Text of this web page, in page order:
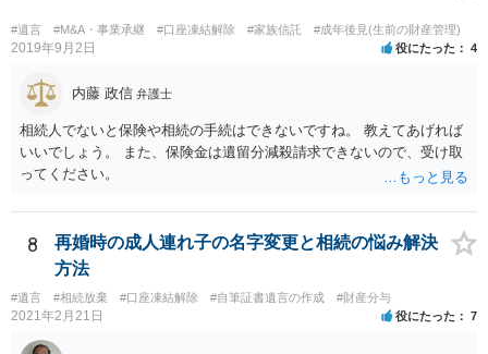
#遺言 #M&A・事業承継 #口座凍結解除 #家族信託 #成年後見(生前の財産管理)
2019年9月2日 役にたった 4
内藤 政信 弁護士
相続人でないと保険や相続の手続はできないですね。 教えてあげれば
いいでしょう。 また、保険金は遺留分減殺請求できないので、受け取
ってください。
8
再婚時の成人連れ子の名字変更と相続の悩み解決
方法
#遺言 #相続放棄 #口座凍結解除 #自筆証書遺言の作成 #財産分与
2021年2月21日 役にたった 7